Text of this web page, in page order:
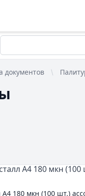
документов
180 мкн (100 шт.)